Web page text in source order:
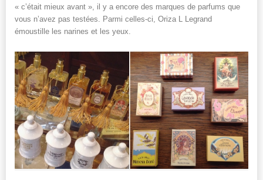
« c’était mieux avant », il y a encore des marques de parfums que
vous n’avez pas testées. Parmi celles-ci, Oriza L Legrand
émoustille les narines et les yeux.